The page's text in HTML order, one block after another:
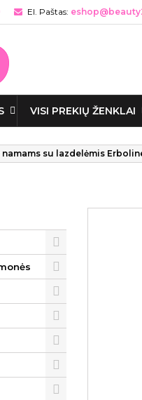
El. Paštas:
VISI PREKIŲ ŽENKLAI
namams su lazdelėmis